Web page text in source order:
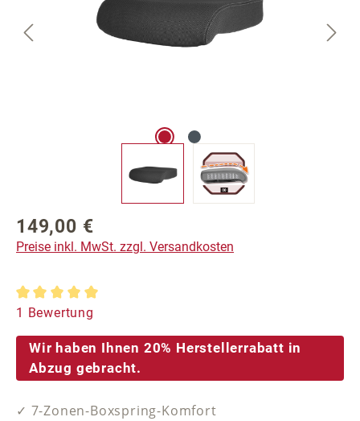
Regulärer Preis:
149,00 €
Preise inkl. MwSt. zzgl. Versandkosten
Durchschnittliche Bewertung von 5 von 5 Sternen
1 Bewertung
Wir haben Ihnen 20% Herstellerrabatt in
Abzug gebracht.
✓ 7-Zonen-Boxspring-Komfort